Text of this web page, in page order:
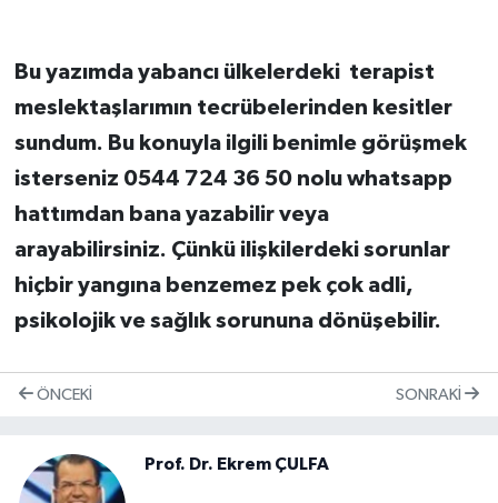
Bu yazımda yabancı ülkelerdeki terapist
meslektaşlarımın tecrübelerinden kesitler
sundum. Bu konuyla ilgili benimle görüşmek
isterseniz 0544 724 36 50 nolu whatsapp
hattımdan bana yazabilir veya
arayabilirsiniz. Çünkü ilişkilerdeki sorunlar
hiçbir yangına benzemez pek çok adli,
psikolojik ve sağlık sorununa dönüşebilir.
ÖNCEKI SONRAKI
Prof. Dr. Ekrem ÇULFA